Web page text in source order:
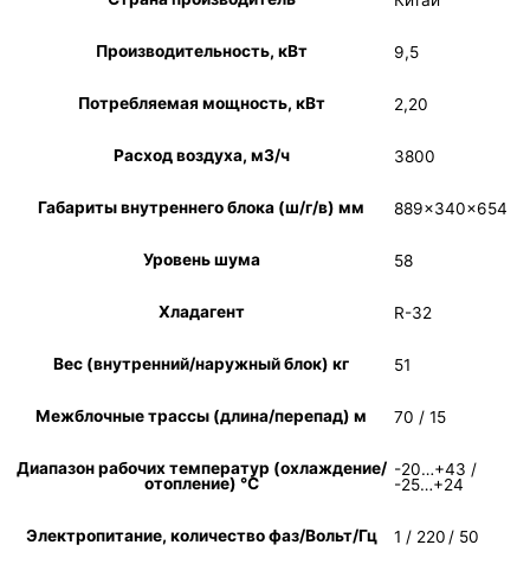
Производительность, кВт 9,5
Потребляемая мощность, кВт 2,20
Расход воздуха, м3/ч 3800
Габариты внутреннего блока (ш/г/в) мм 889×340×654
Уровень шума 58
Хладагент R-32
Вес (внутренний/наружный блок) кг 51
Межблочные трассы (длина/перепад) м 70 / 15
Диапазон рабочих температур (охлаждение/
отопление) °C
-20…+43 /
-25…+24
Электропитание, количество фаз/Вольт/Гц 1 / 220 / 50